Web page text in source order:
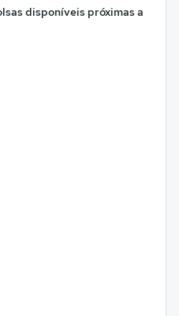
disponíveis próximas a